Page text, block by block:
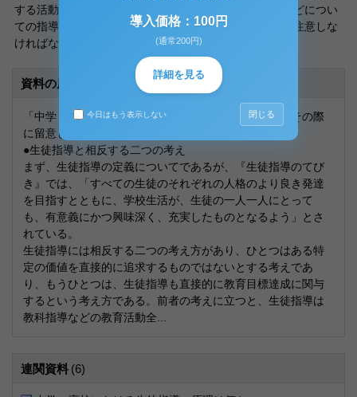
する活動であり、教育そのものといえる。生活・行動などについ
ての指導は生徒指導の一部であり、全てではないことに注意しな
ければならない。
資料の原本内容
「中学・高校における生徒指導の原理は何か、また、その際
に留意しなければならないことは何か、説明せよ。」
●生徒指導と相反する二つの考え
まず、生徒指導の定義についてであるが、『生徒指導のてび
き』では、「すべての生徒のそれぞれの人格のより良き発達
を目指すとともに、学校生活が、生徒の一人一人にとって
も、有意義にかつ興味深く、充実したものとなるよう」とさ
れている。
生徒指導には相反する二つの考え方があり、ひとつはある特
定の価値を直接的に追求するものではないとする考えであ
り、もうひとつは、生徒指導も直接的に教育目標達成に関与
するという考え方である。前者の考えに立つと、生徒指導は
教科指導などの教育活動全...
連関資料 (6)
導入価格：100円
(通常200円)
詳細を見る
今日はもう表示しない 閉じる